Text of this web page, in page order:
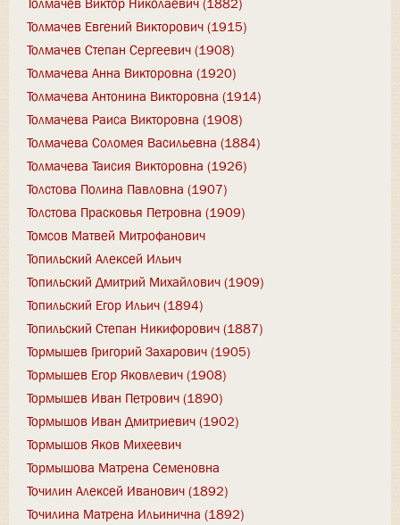
Толмачев Евгений Викторович (1915)
Толмачев Степан Сергеевич (1908)
Толмачева Анна Викторовна (1920)
Толмачева Антонина Викторовна (1914)
Толмачева Раиса Викторовна (1908)
Толмачева Соломея Васильевна (1884)
Толмачева Таисия Викторовна (1926)
Толстова Полина Павловна (1907)
Толстова Прасковья Петровна (1909)
Томсов Матвей Митрофанович
Топильский Алексей Ильич
Топильский Дмитрий Михайлович (1909)
Топильский Егор Ильич (1894)
Топильский Степан Никифорович (1887)
Тормышев Григорий Захарович (1905)
Тормышев Егор Яковлевич (1908)
Тормышев Иван Петрович (1890)
Тормышов Иван Дмитриевич (1902)
Тормышов Яков Михеевич
Тормышова Матрена Семеновна
Точилин Алексей Иванович (1892)
Точилина Матрена Ильинична (1892)